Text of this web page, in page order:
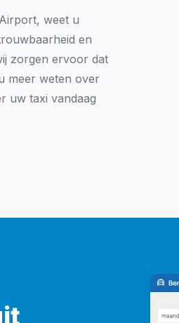
weet u
en
zorgen ervoor dat
meer weten over
uw taxi vandaag